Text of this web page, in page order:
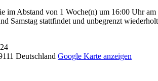
im Abstand von 1 Woche(n) um 16:00 Uhr am
Samstag stattfindet und unbegrenzt wiederholt
Deutschland Google Karte anzeigen